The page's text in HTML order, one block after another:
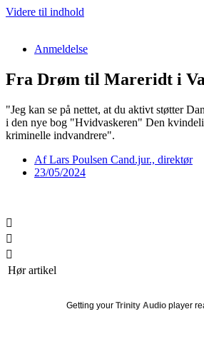
Videre til indhold
Anmeldelse
Fra Drøm til Mareridt i
"Jeg kan se på nettet, at du aktivt støtter
i den nye bog "Hvidvaskeren" Den
kriminelle indvandrere".
AfLars Poulsen Cand.jur., direktør
23/05/2024
Hør artikel
Getting your Trinity Audio player